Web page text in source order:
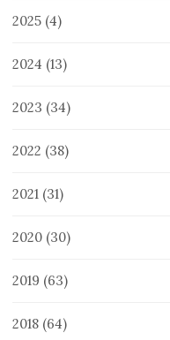
2025 (4)
2024 (13)
2023 (34)
2022 (38)
2021 (31)
2020 (30)
2019 (63)
2018 (64)